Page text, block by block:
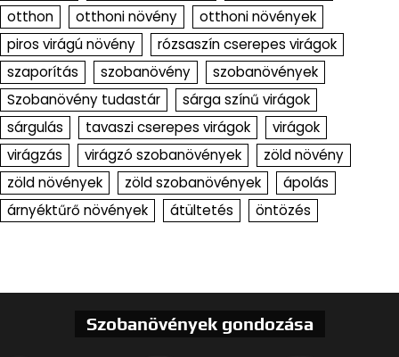
otthon
otthoni növény
otthoni növények
piros virágú növény
rózsaszín cserepes virágok
szaporítás
szobanövény
szobanövények
Szobanövény tudastár
sárga színű virágok
sárgulás
tavaszi cserepes virágok
virágok
virágzás
virágzó szobanövények
zöld növény
zöld növények
zöld szobanövények
ápolás
árnyéktűrő növények
átültetés öntözés
Szobanövények gondozása